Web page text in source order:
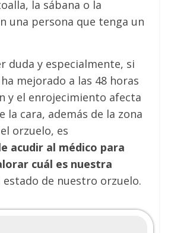
la sábana o la
una persona que tenga un
duda y especialmente, si
mejorado a las 48 horas
y el enrojecimiento afecta
la cara, además de la zona
orzuelo, es
acudir al médico para
cuál es nuestra
estado de nuestro orzuelo.